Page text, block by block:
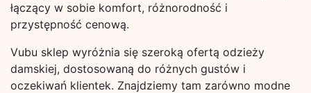
łączący w sobie komfort, różnorodność i
przystępność cenową.
Vubu sklep wyróżnia się szeroką ofertą odzieży
damskiej, dostosowaną do różnych gustów i
oczekiwań klientek. Znajdziemy tam zarówno modne